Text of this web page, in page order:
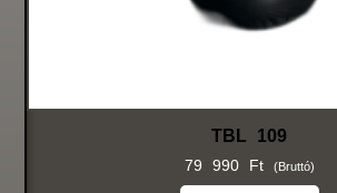
TBL 109
79 990 Ft (bruttó)